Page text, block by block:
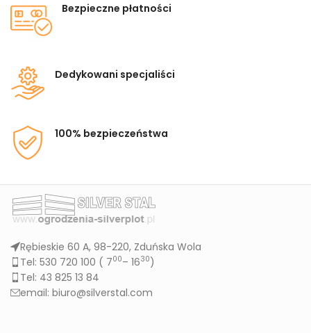
Bezpieczne płatności
Dedykowani specjaliści
100% bezpieczeństwa
Rębieskie 60 A, 98-220, Zduńska Wola
Tel: 530 720 100 ( 700– 1630)
Tel: 43 825 13 84
email: biuro@silverstal.com